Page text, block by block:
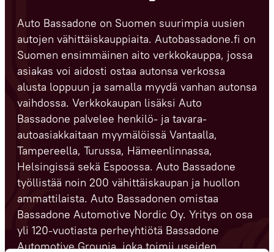
Auto Bassadone on Suomen suurimpia uusien
autojen vähittäiskauppiaita. Autobassadone.fi on
Suomen ensimmäinen aito verkkokauppa, jossa
asiakas voi aidosti ostaa autonsa verkossa
alusta loppuun ja samalla myydä vanhan autonsa
vaihdossa. Verkkokaupan lisäksi Auto
Bassadone palvelee henkilö- ja tavara-
autoasiakkaitaan myymälöissä Vantaalla,
Tampereella, Turussa, Hämeenlinnassa,
Helsingissä sekä Espoossa. Auto Bassadone
työllistää noin 200 vähittäiskaupan ja huollon
ammattilaista. Auto Bassadonen omistaa
Bassadone Automotive Nordic Oy. Yritys on osa
yli 120-vuotiasta perheyhtiötä Bassadone
Automotive Groupia, joka toimii useiden